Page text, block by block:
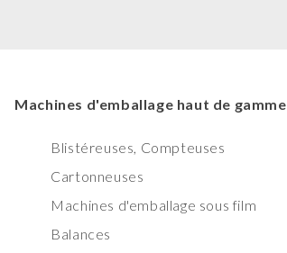
Machines d'emballage haut de gamme
Blistéreuses, Compteuses
Cartonneuses
Machines d'emballage sous film
Balances